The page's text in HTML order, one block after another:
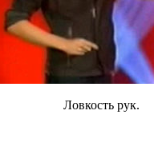
Ловкость рук.